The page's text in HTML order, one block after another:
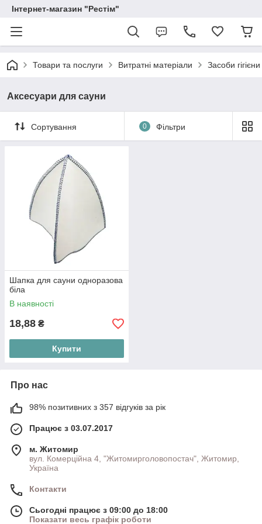
Інтернет-магазин "Рестім"
Товари та послуги Витратні матеріали Засоби гігієни
Аксесуари для сауни
Сортування 0 Фільтри
Шапка для сауни одноразова
біла
В наявності
18,88 ₴
Купити
Про нас
98% позитивних з 357 відгуків за рік
Працює з 03.07.2017
м. Житомир
вул. Комерційна 4, "Житомирголовопостач", Житомир,
Україна
Контакти
Сьогодні працює з 09:00 до 18:00
Показати весь графік роботи